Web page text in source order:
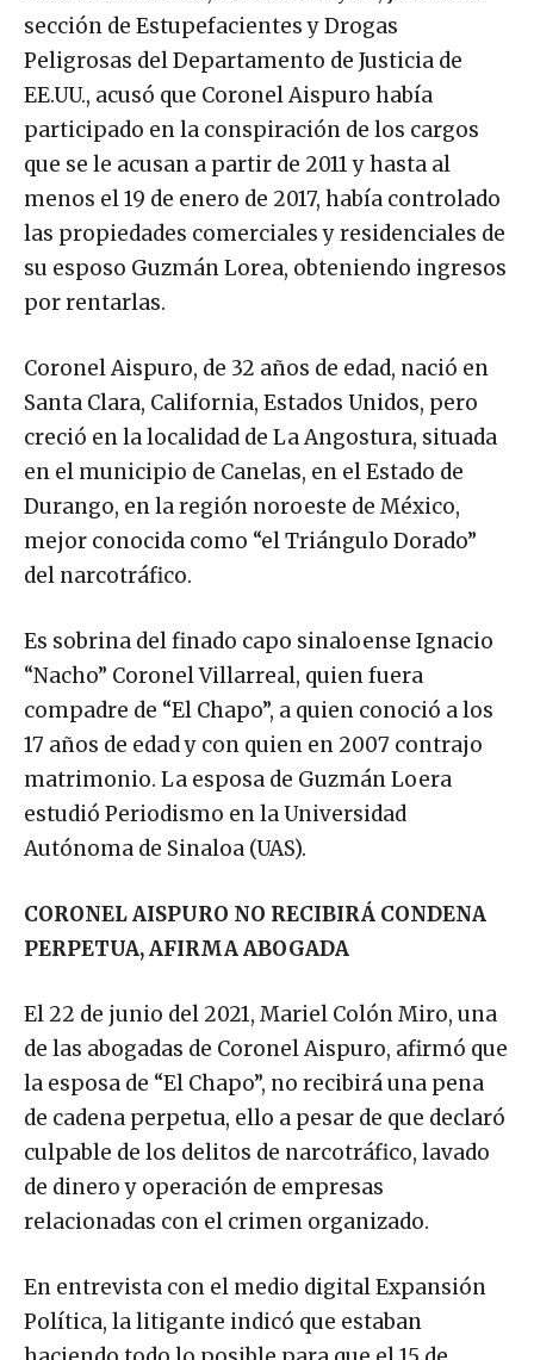
sección de Estupefacientes y Drogas
Peligrosas del Departamento de Justicia de
EE.UU., acusó que Coronel Aispuro había
participado en la conspiración de los cargos
que se le acusan a partir de 2011 y hasta al
menos el 19 de enero de 2017, había controlado
las propiedades comerciales y residenciales de
su esposo Guzmán Lorea, obteniendo ingresos
por rentarlas.
Coronel Aispuro, de 32 años de edad, nació en
Santa Clara, California, Estados Unidos, pero
creció en la localidad de La Angostura, situada
en el municipio de Canelas, en el Estado de
Durango, en la región noroeste de México,
mejor conocida como “el Triángulo Dorado”
del narcotráfico.
Es sobrina del finado capo sinaloense Ignacio
“Nacho” Coronel Villarreal, quien fuera
compadre de “El Chapo”, a quien conoció a los
17 años de edad y con quien en 2007 contrajo
matrimonio. La esposa de Guzmán Loera
estudió Periodismo en la Universidad
Autónoma de Sinaloa (UAS).
CORONEL AISPURO NO RECIBIRÁ CONDENA
PERPETUA, AFIRMA ABOGADA
El 22 de junio del 2021, Mariel Colón Miro, una
de las abogadas de Coronel Aispuro, afirmó que
la esposa de “El Chapo”, no recibirá una pena
de cadena perpetua, ello a pesar de que declaró
culpable de los delitos de narcotráfico, lavado
de dinero y operación de empresas
relacionadas con el crimen organizado.
En entrevista con el medio digital Expansión
Política, la litigante indicó que estaban
haciendo todo lo posible para que el 15 de